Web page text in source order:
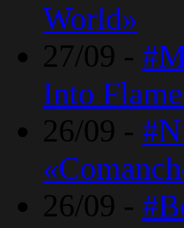
World»
27/09 -
Into
26/09 -
26/09 -